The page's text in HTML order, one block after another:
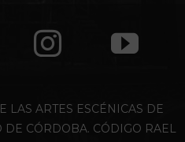
LAS ARTES ESCÉNICAS DE
DE CÓRDOBA. CÓDIGO RAEL